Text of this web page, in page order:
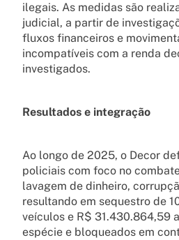
ilegais. As medidas são
judicial, a partir de
fluxos financeiros e
incompatíveis com a renda
investigados.
Resultados e integração
Ao longo de 2025, o Decor
policiais com foco no
lavagem de dinheiro,
resultando em sequestro de
veículos e R$ 31.430.864,59
espécie e bloqueados em